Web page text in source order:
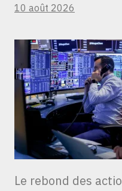
10 août 2026
Le rebond des